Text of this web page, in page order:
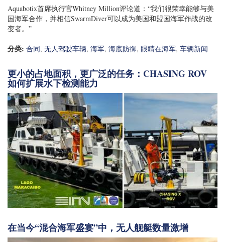
Aquabotix首席执行官Whitney Million评论道：“我们很荣幸能够与美
国海军合作，并相信SwarmDiver可以成为美国和盟国海军作战的改
变者。”
分类: 合同, 无人驾驶车辆, 海军, 海底防御, 眼睛在海军, 车辆新闻
更小的占地面积，更广泛的任务：CHASING ROV
如何扩展水下检测能力
在当今“混合海军盛宴”中，无人舰艇数量激增